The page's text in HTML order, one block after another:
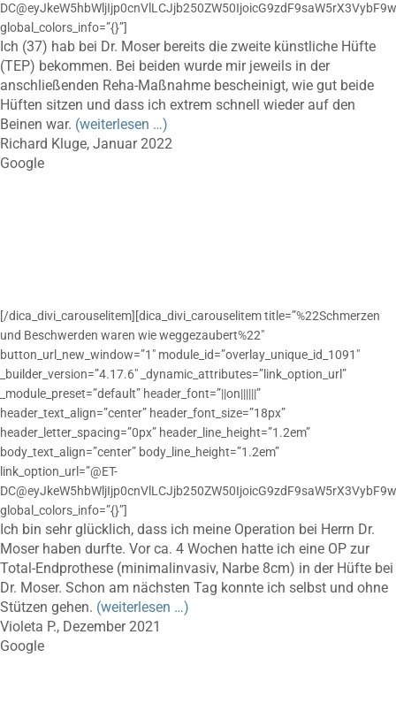
global_colors_info=”{}”]
Ich (37) hab bei Dr. Moser bereits die zweite künstliche Hüfte
(TEP) bekommen. Bei beiden wurde mir jeweils in der
anschließenden Reha-Maßnahme bescheinigt, wie gut beide
Hüften sitzen und dass ich extrem schnell wieder auf den
Beinen war. (weiterlesen …)
Richard Kluge, Januar 2022
Google
[/dica_divi_carouselitem][dica_divi_carouselitem title=”%22Schmerzen
und Beschwerden waren wie weggezaubert%22″
button_url_new_window=”1″ module_id=”overlay_unique_id_1091″
_builder_version=”4.17.6″ _dynamic_attributes=”link_option_url”
_module_preset=”default” header_font=”||on||||||”
header_text_align=”center” header_font_size=”18px”
header_letter_spacing=”0px” header_line_height=”1.2em”
body_text_align=”center” body_line_height=”1.2em”
link_option_url=”@ET-
global_colors_info=”{}”]
Ich bin sehr glücklich, dass ich meine Operation bei Herrn Dr.
Moser haben durfte. Vor ca. 4 Wochen hatte ich eine OP zur
Total-Endprothese (minimalinvasiv, Narbe 8cm) in der Hüfte bei
Dr. Moser. Schon am nächsten Tag konnte ich selbst und ohne
Stützen gehen. (weiterlesen …)
Violeta P., Dezember 2021
Google